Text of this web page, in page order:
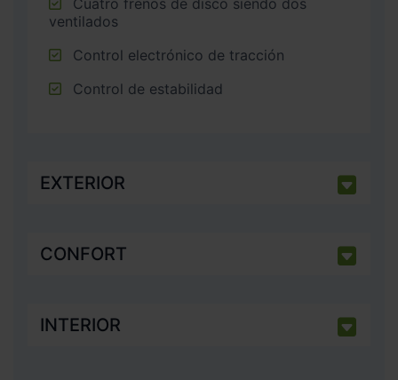
ventilados
Control electrónico de tracción
Control de estabilidad
EXTERIOR
CONFORT
INTERIOR